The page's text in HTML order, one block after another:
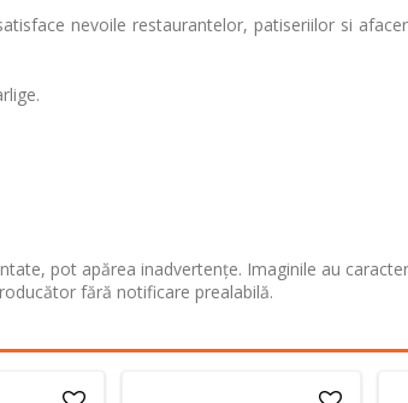
nevoile restaurantelor, patiseriilor si
pot apărea inadvertențe. Imaginile au caracter
fără notificare prealabilă.